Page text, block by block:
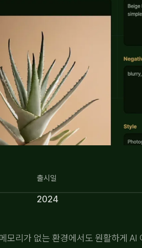
출시일
2024
모리가 없는 환경에서도 원활하게